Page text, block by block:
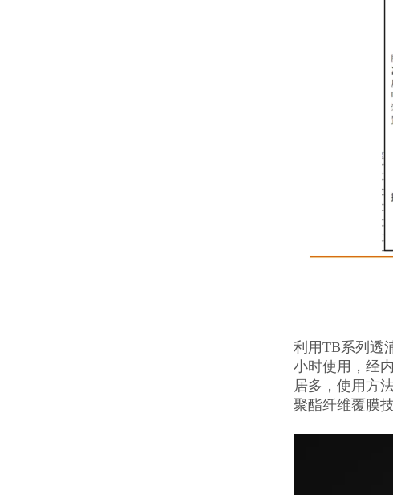
利用TB系列透
小时使用，经
居多，使用方
聚酯纤维覆膜